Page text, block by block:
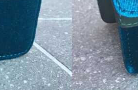
20 cm i breden
13 cm i højden
6,5 cm i dybden
Materiale:
Velour og